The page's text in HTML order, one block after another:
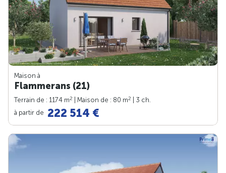
Maison à
Flammerans (21)
Terrain de : 1174 m2 | Maison de : 80 m2
| 3 ch.
à partir de 222 514 €